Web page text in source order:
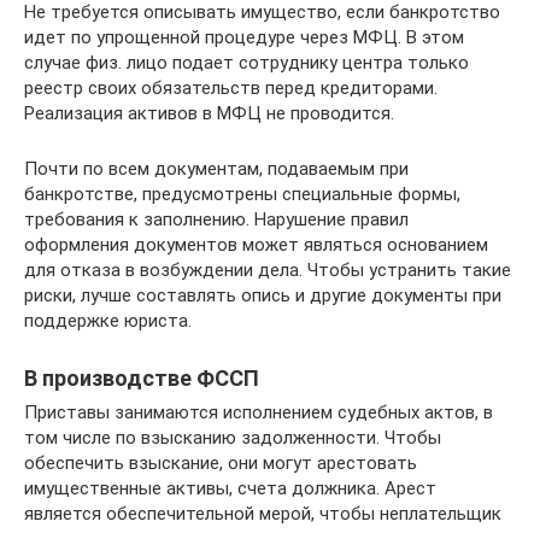
Не требуется описывать имущество, если банкротство
идет по упрощенной процедуре через МФЦ. В этом
случае физ. лицо подает сотруднику центра только
реестр своих обязательств перед кредиторами.
Реализация активов в МФЦ не проводится.
Почти по всем документам, подаваемым при
банкротстве, предусмотрены специальные формы,
требования к заполнению. Нарушение правил
оформления документов может являться основанием
для отказа в возбуждении дела. Чтобы устранить такие
риски, лучше составлять опись и другие документы при
поддержке юриста.
В производстве ФССП
Приставы занимаются исполнением судебных актов, в
том числе по взысканию задолженности. Чтобы
обеспечить взыскание, они могут арестовать
имущественные активы, счета должника. Арест
является обеспечительной мерой, чтобы неплательщик